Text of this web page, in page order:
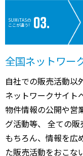
SUMiTASの
ここが違う!
全国ネットワー
自社での販売活動以
ネットワークサイト
物件情報の公開や営
グ活動等、 全ての販
もちろん、情報を広
た販売活動をおこな